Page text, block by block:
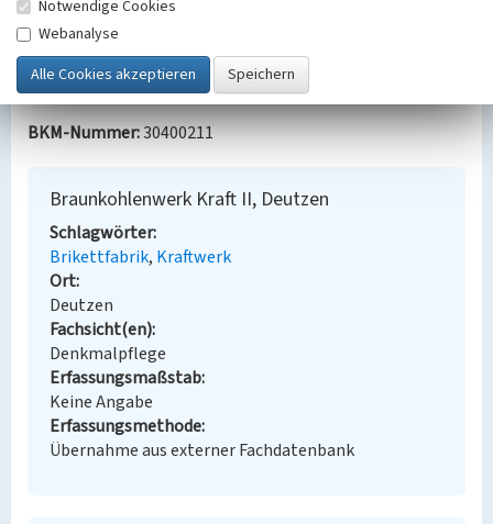
Bauherr / Auftraggeber:
--
BKM-Nummer:30400211
Braunkohlenwerk Kraft II, Deutzen
Schlagwörter
Brikettfabrik Kraftwerk
Ort
Deutzen
Fachsicht(en)
Denkmalpflege
Erfassungsmaßstab
Keine Angabe
Erfassungsmethode
Übernahme aus externer Fachdatenbank
Notwendige Cookies
Webanalyse